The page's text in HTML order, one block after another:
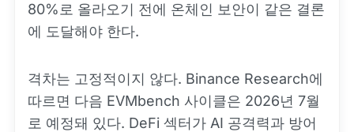
80%로 올라오기 전에 온체인 보안이 같은 결론
에 도달해야 한다.
격차는 고정적이지 않다. Binance Research에
따르면 다음 EVMbench 사이클은 2026년 7월
로 예정돼 있다. DeFi 섹터가 AI 공격력과 방어